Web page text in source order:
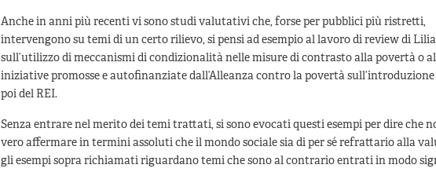
Anche in anni più recenti vi sono studi valutativi che, forse per pubblici più ristretti,
intervengono su temi di un certo rilievo, si pensi ad esempio al lavoro di review di
sull’utilizzo di meccanismi di condizionalità nelle misure di contrasto alla povertà o
iniziative promosse e autofinanziate dall’Alleanza contro la povertà sull’introduzione
poi del REI.
Senza entrare nel merito dei temi trattati, si sono evocati questi esempi per dire che
vero affermare in termini assoluti che il mondo sociale sia di per sé refrattario alla
gli esempi sopra richiamati riguardano temi che sono al contrario entrati in modo